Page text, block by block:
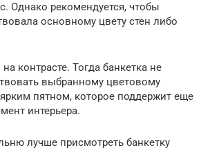
Однако рекомендуется, чтобы
основному цвету стен либо
контрасте. Тогда банкетка не
выбранному цветовому
пятном, которое поддержит еще
интерьера.
лучше присмотреть банкетку